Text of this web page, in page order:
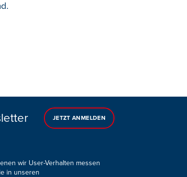
JETZT ANMELDEN
wir User-Verhalten messen
in unseren